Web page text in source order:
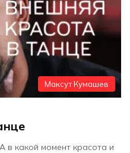
Максут Кумашев
в какой момент красота и